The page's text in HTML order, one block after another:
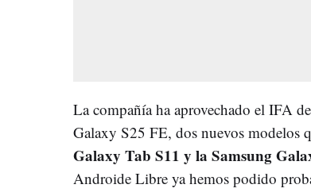
La compañía ha aprovechado el IFA
Galaxy S25 FE, dos nuevos modelos
Galaxy Tab S11 y la Samsung
Androide Libre ya hemos podido